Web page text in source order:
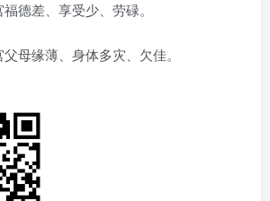
德差、享受少、劳碌。
母缘薄、身体多灾、欠佳。